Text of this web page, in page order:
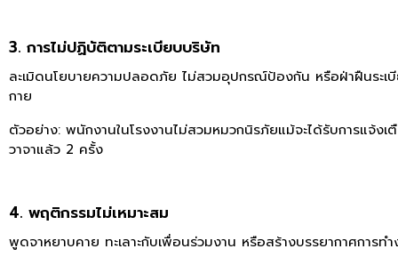
3. การไม่ปฏิบัติตามระเบียบบริษัท
ละเมิดนโยบายความปลอดภัย ไม่สวมอุปกรณ์ป้องกัน หรือฝ่าฝืนระเ
กาย
ตัวอย่าง: พนักงานในโรงงานไม่สวมหมวกนิรภัยแม้จะได้รับการแจ้งเ
วาจาแล้ว 2 ครั้ง
4. พฤติกรรมไม่เหมาะสม
พูดจาหยาบคาย ทะเลาะกับเพื่อนร่วมงาน หรือสร้างบรรยากาศการท